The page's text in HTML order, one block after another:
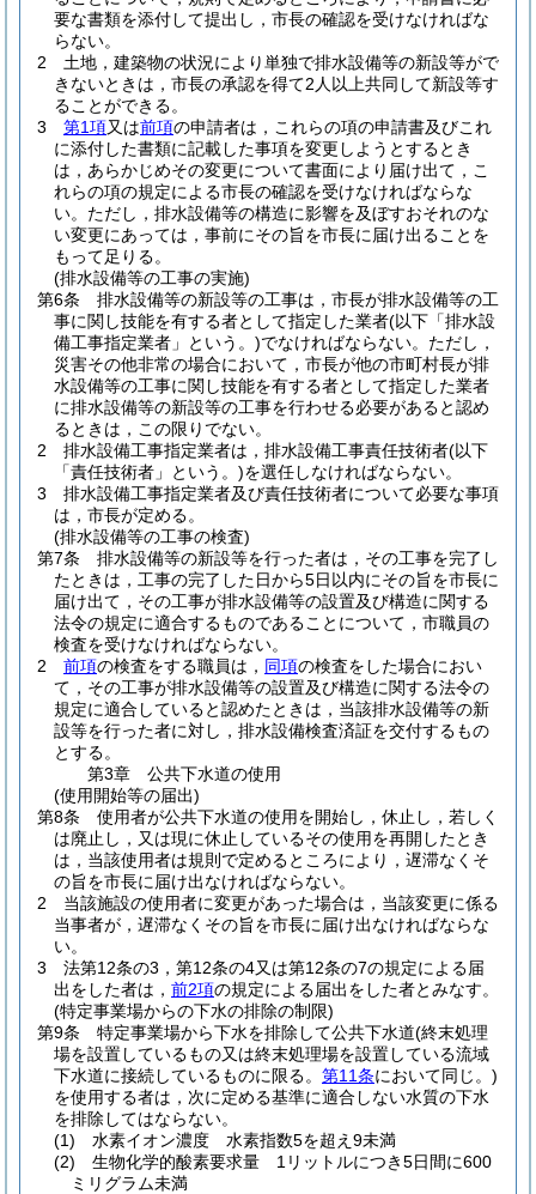
要な書類を添付して提出し，市長の確認を受けなければな
らない。
2
土地，建築物の状況により単独で排水設備等の新設等がで
きないときは，市長の承認を得て2人以上共同して新設等す
ることができる。
3
第1項又は前項の申請者は，これらの項の申請書及びこれ
に添付した書類に記載した事項を変更しようとするとき
は，あらかじめその変更について書面により届け出て，こ
れらの項の規定による市長の確認を受けなければならな
い。 ただし，排水設備等の構造に影響を及ぼすおそれのな
い変更にあっては，事前にその旨を市長に届け出ることを
もって足りる。
(排水設備等の工事の実施)
第6条
排水設備等の新設等の工事は，市長が排水設備等の工
事に関し技能を有する者として指定した業者(以下「排水設
備工事指定業者」という。)でなければならない。 ただし，
災害その他非常の場合において，市長が他の市町村長が排
水設備等の工事に関し技能を有する者として指定した業者
に排水設備等の新設等の工事を行わせる必要があると認め
るときは，この限りでない。
2
排水設備工事指定業者は，排水設備工事責任技術者(以下
「責任技術者」という。)を選任しなければならない。
3
排水設備工事指定業者及び責任技術者について必要な事項
は，市長が定める。
(排水設備等の工事の検査)
第7条
排水設備等の新設等を行った者は，その工事を完了し
たときは，工事の完了した日から5日以内にその旨を市長に
届け出て，その工事が排水設備等の設置及び構造に関する
法令の規定に適合するものであることについて，市職員の
検査を受けなければならない。
2
前項の検査をする職員は， 同項の検査をした場合におい
て，その工事が排水設備等の設置及び構造に関する法令の
規定に適合していると認めたときは，当該排水設備等の新
設等を行った者に対し，排水設備検査済証を交付するもの
とする。
第3章
公共下水道の使用
(使用開始等の届出)
第8条
使用者が公共下水道の使用を開始し，休止し，若しく
は廃止し，又は現に休止しているその使用を再開したとき
は，当該使用者は規則で定めるところにより，遅滞なくそ
の旨を市長に届け出なければならない。
2
当該施設の使用者に変更があった場合は，当該変更に係る
当事者が，遅滞なくその旨を市長に届け出なければならな
い。
3
法第12条の3，第12条の4又は第12条の7の規定による届
出をした者は， 前2項の規定による届出をした者とみなす。
(特定事業場からの下水の排除の制限)
第9条
特定事業場から下水を排除して公共下水道(終末処理
場を設置しているもの又は終末処理場を設置している流域
下水道に接続しているものに限る。 第11条において同じ。)
を使用する者は，次に定める基準に適合しない水質の下水
を排除してはならない。
(1)
水素イオン濃度 水素指数5を超え9未満
(2)
生物化学的酸素要求量 1リットルにつき5日間に600
ミリグラム未満